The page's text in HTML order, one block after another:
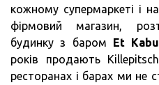
кожному супермаркеті і
фірмовий магазин,
будинку з баром Et
років продають
ресторанах і барах ми не